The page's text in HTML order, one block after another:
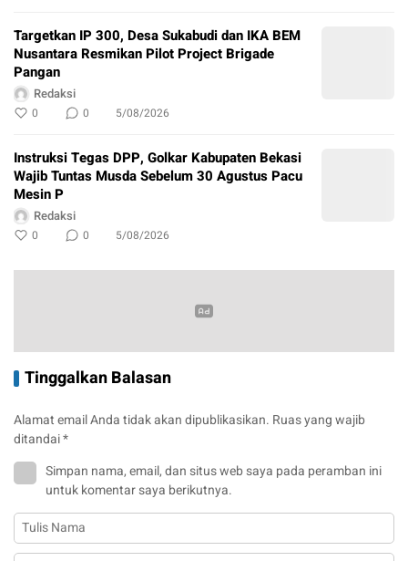
Targetkan IP 300, Desa Sukabudi dan IKA BEM
Nusantara Resmikan Pilot Project Brigade
Pangan
Redaksi
0 0 5/08/2026
Instruksi Tegas DPP, Golkar Kabupaten Bekasi
Wajib Tuntas Musda Sebelum 30 Agustus Pacu
Mesin P
Redaksi
0 0 5/08/2026
Tinggalkan Balasan
Alamat email Anda tidak akan dipublikasikan. Ruas yang wajib
ditandai*
Simpan nama, email, dan situs web saya pada peramban ini
untuk komentar saya berikutnya.